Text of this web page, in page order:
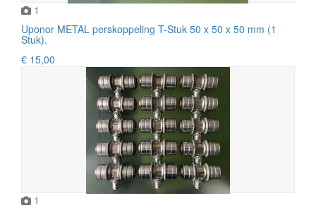
1
Uponor METAL perskoppeling T-Stuk 50 x 50 x 50 mm (1
Stuk).
€ 15,00
1